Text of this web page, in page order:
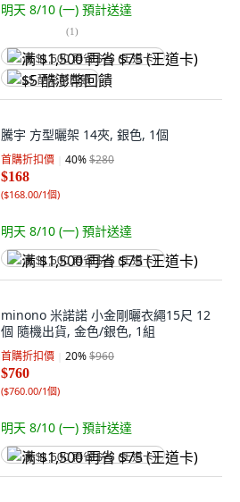
明天 8/10 (一) 預計送達
(1)
满 $1,500 再省 $75 (王道卡)
$5 酷澎幣回饋
騰宇 方型曬架 14夾, 銀色, 1個
首購折扣價 40%$280
$168
($168.00/1個)
明天 8/10 (一) 預計送達
满 $1,500 再省 $75 (王道卡)
minono 米諾諾 小金剛曬衣繩15尺 12
個 隨機出貨, 金色/銀色, 1組
首購折扣價 20%$960
$760
($760.00/1個)
明天 8/10 (一) 預計送達
满 $1,500 再省 $75 (王道卡)